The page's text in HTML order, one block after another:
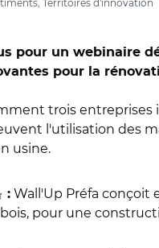
Territoires d'innovation
pour un webinaire
pour la
trois entreprises
l'utilisation des
usine.
: Wall'Up Préfa conçoit
pour une